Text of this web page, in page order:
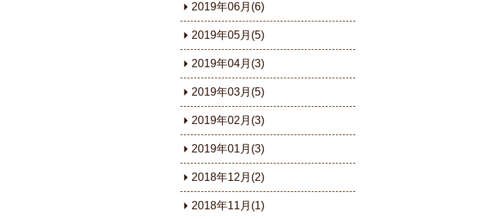
2019年06月(6)
2019年05月(5)
2019年04月(3)
2019年03月(5)
2019年02月(3)
2019年01月(3)
2018年12月(2)
2018年11月(1)